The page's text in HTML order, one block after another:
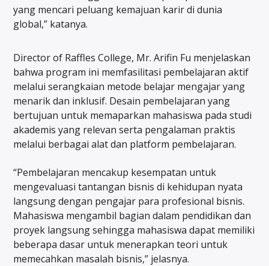
yang mencari peluang kemajuan karir di dunia
global,” katanya.
Director of Raffles College, Mr. Arifin Fu menjelaskan
bahwa program ini memfasilitasi pembelajaran aktif
melalui serangkaian metode belajar mengajar yang
menarik dan inklusif. Desain pembelajaran yang
bertujuan untuk memaparkan mahasiswa pada studi
akademis yang relevan serta pengalaman praktis
melalui berbagai alat dan platform pembelajaran.
“Pembelajaran mencakup kesempatan untuk
mengevaluasi tantangan bisnis di kehidupan nyata
langsung dengan pengajar para profesional bisnis.
Mahasiswa mengambil bagian dalam pendidikan dan
proyek langsung sehingga mahasiswa dapat memiliki
beberapa dasar untuk menerapkan teori untuk
memecahkan masalah bisnis,” jelasnya.